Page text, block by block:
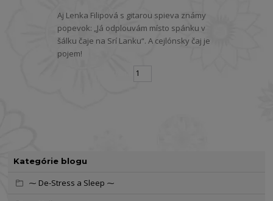
Kategórie blogu
⁓ De-Stress a Sleep ⁓
Aj Lenka Filipová s gitarou spieva známy
popevok: „Já odplouvám místo spánku v
šálku čaje na Srí Lanku“. A cejlónsky čaj je
pojem!